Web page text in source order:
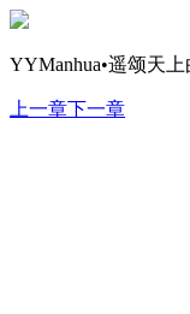
YYManhua•遥颂天
上一章下一章